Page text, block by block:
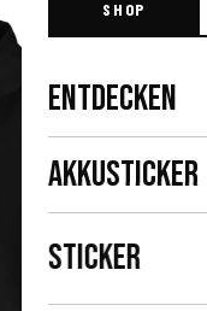
SHOP
ENTDECKEN
AKKUSTICKER
STICKER